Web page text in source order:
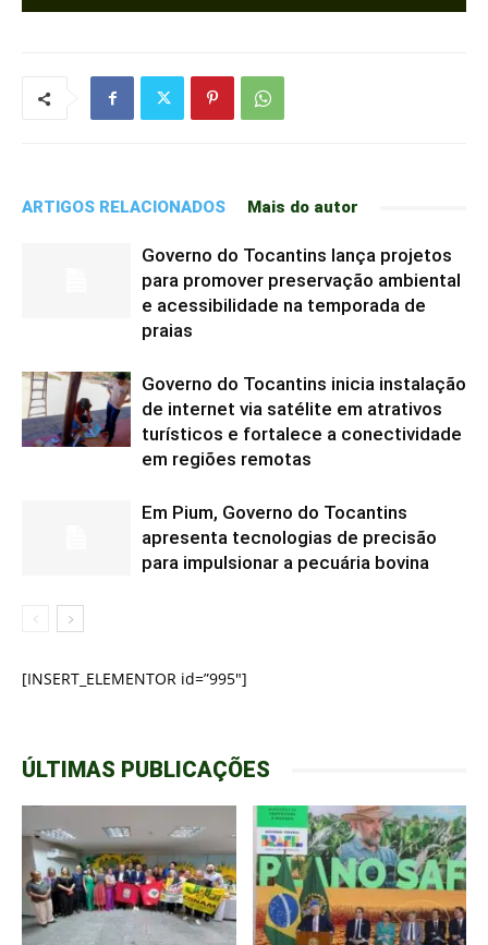
ARTIGOS RELACIONADOS Mais do autor
Governo do Tocantins lança projetos
para promover preservação ambiental
e acessibilidade na temporada de
praias
Governo do Tocantins inicia instalação
de internet via satélite em atrativos
turísticos e fortalece a conectividade
em regiões remotas
Em Pium, Governo do Tocantins
apresenta tecnologias de precisão
para impulsionar a pecuária bovina
[INSERT_ELEMENTOR id=”995″]
ÚLTIMAS PUBLICAÇÕES